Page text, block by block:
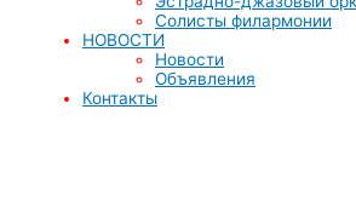
Солисты филармонии
НОВОСТИ
Новости
Объявления
Контакты